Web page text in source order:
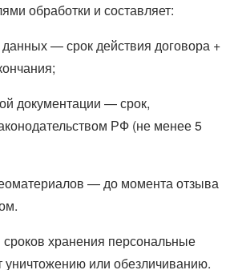
обработки и составляет:
— срок действия договора +
документации — срок,
РФ (не менее 5
— до момента отзыва
хранения персональные
или обезличиванию.